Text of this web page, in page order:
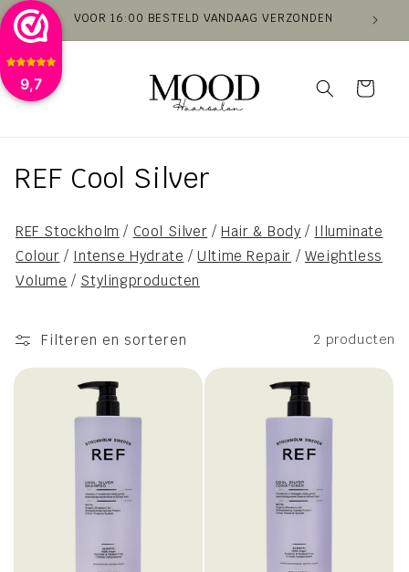
9,7
Meteen
naar de
content
VOOR 16:00 BESTELD VANDAAG VERZONDEN
Winkelwagen
C
l
l
c
t
REF Cool Silver
REF Stockholm / Cool Silver / Hair & Body / Illuminate
Colour / Intense Hydrate / Ultime Repair / Weightless
Volume / Stylingproducten
Filteren en sorteren 2 producten